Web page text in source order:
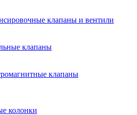
клапаны и вентили
клапаны
клапаны
колонки